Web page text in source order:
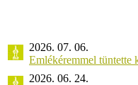
2026. 07. 06.
Emlékéremmel tüntette
2026. 06. 24.